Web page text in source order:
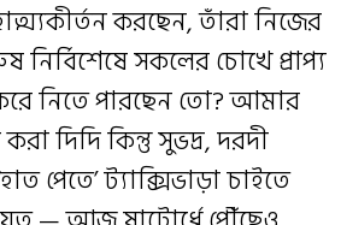
করছেন, তাঁরা নিজের
নির্বিশেষে সকলের চোখে প্রাপ্য
নিতে পারছেন তো? আমার
দিদি কিন্তু সুভদ্র, দরদী
পেতে’ ট্যাক্সিভাড়া চাইতে